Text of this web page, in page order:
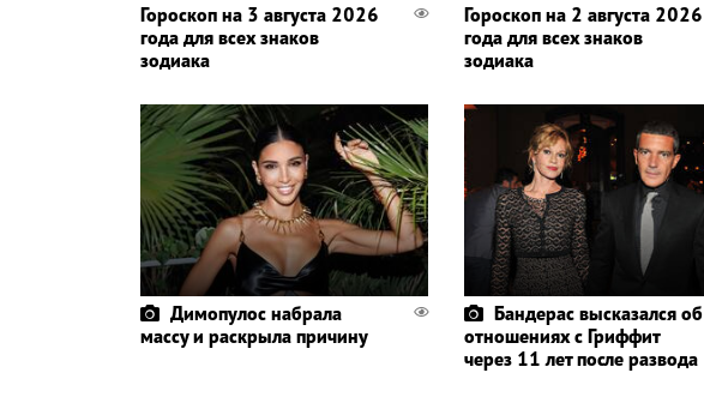
Гороскоп на 3 августа 2026
года для всех знаков
зодиака
Гороскоп на 2 августа 2026
года для всех знаков
зодиака
Димопулос набрала
массу и раскрыла причину
Бандерас высказался об
отношениях с Гриффит
через 11 лет после развода